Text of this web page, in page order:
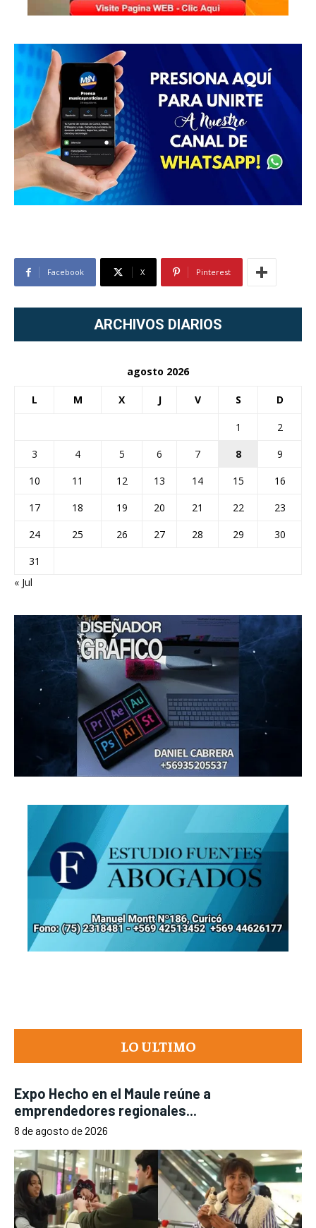
Facebook X Pinterest
ARCHIVOS DIARIOS
agosto 2026
L M X J V S D
1
2
3
4 5 6 7 8
9
10
11 12 13 14 15
16
17
18 19 20 21 22
23
24
25 26 27 28 29
30
31
« Jul
LO ULTIMO
Expo Hecho en el Maule reúne a
emprendedores regionales...
8 de agosto de 2026